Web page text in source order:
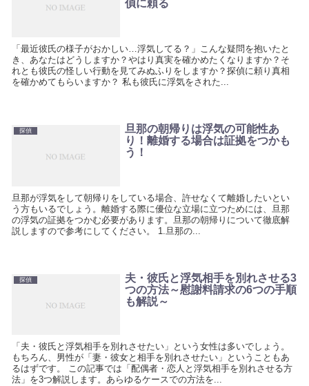
偵に頼る
「最近彼氏の様子がおかしい…浮気してる？」こんな疑問を抱いたと
き、あなたはどうしますか？やはり真実を確かめたくなりますか？そ
れとも彼氏の怪しい行動を見てみぬふりをしますか？探偵に頼り真相
を確かめてもらいますか？ 私も彼氏に浮気をされた...
探偵
旦那の朝帰りは浮気の可能性あ
り！離婚する場合は証拠をつかも
う！
旦那が浮気をして朝帰りをしている場合、許せなくて離婚したいとい
う方もいるでしょう。離婚する際に優位な立場に立つためには、旦那
の浮気の証拠をつかむ必要があります。旦那の朝帰りについて徹底解
説しますので参考にしてください。 1.旦那の...
探偵
夫・彼氏と浮気相手を別れさせる3
つの方法～慰謝料請求の6つの手順
も解説～
「夫・彼氏と浮気相手を別れさせたい」という女性は多いでしょう。
もちろん、男性が「妻・彼女と相手を別れさせたい」ということもあ
るはずです。 この記事では「配偶者・恋人と浮気相手を別れさせる方
法」を3つ解説します。あらゆるケースでの方法を...